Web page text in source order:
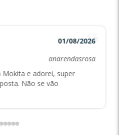
01/08/2026
anarendasrosa
e adorei, super
Não se vão